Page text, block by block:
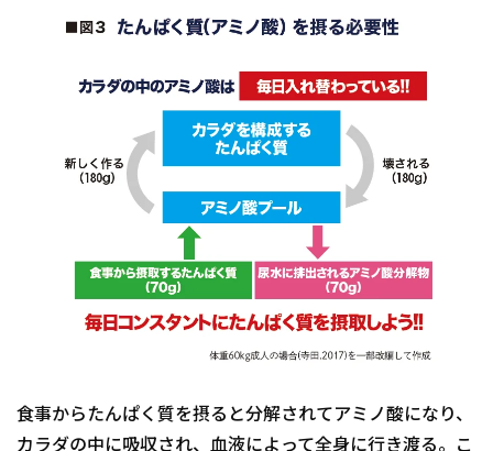
食事からたんぱく質を摂ると分解されてアミノ酸になり、
カラダの中に吸収され、血液によって全身に行き渡る。こ